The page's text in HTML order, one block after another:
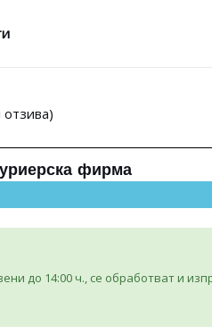
отзива)
фирма
до 14:00 ч., се обработват и